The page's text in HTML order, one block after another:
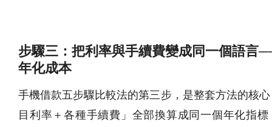
步驟三：把利率與手續費變成同一個語言
年化成本
手機借款五步驟比較法的第三步，是整套方法的核
目利率＋各種手續費」全部換算成同一個年化指標